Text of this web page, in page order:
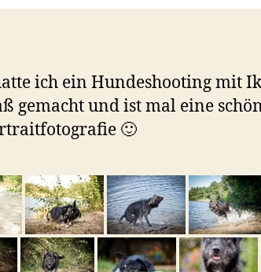
ich ein Hundeshooting mit
gemacht und ist mal eine
🙂